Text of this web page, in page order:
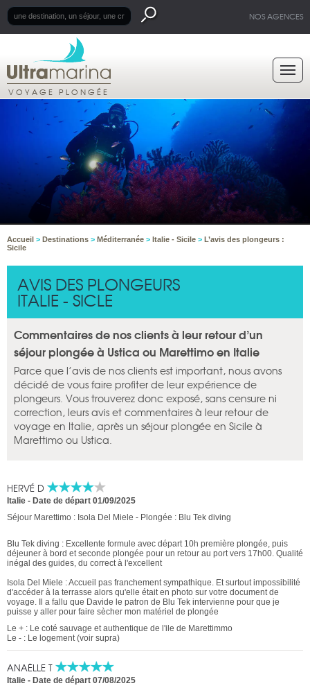
NOS AGENCES
VOYAGE PLONGÉE
Accueil > Destinations > Méditerranée > Italie - Sicile > L’avis des plongeurs :
Sicile
AVIS DES PLONGEURS
ITALIE - SICLE
Commentaires de nos clients à leur retour d’un
séjour plongée à Ustica ou Marettimo en Italie
Parce que l’avis de nos clients est important, nous avons
décidé de vous faire profiter de leur expérience de
plongeurs. Vous trouverez donc exposé, sans censure ni
correction, leurs avis et commentaires à leur retour de
voyage en Italie, après un séjour plongée en Sicile à
Marettimo ou Ustica.
HERVÉ D
Italie - Date de départ 01/09/2025
Séjour Marettimo : Isola Del Miele - Plongée : Blu Tek diving
Blu Tek diving : Excellente formule avec départ 10h première plongée, puis
déjeuner à bord et seconde plongée pour un retour au port vers 17h00. Qualité
inégal des guides, du correct à l'excellent
Isola Del Miele : Accueil pas franchement sympathique. Et surtout impossibilité
d'accéder à la terrasse alors qu'elle était en photo sur votre document de
voyage. Il a fallu que Davide le patron de Blu Tek intervienne pour que je
puisse y aller pour faire sècher mon matériel de plongée
Le + : Le coté sauvage et authentique de l'ile de Marettimmo
Le - : Le logement (voir supra)
ANAËLLE T
Italie - Date de départ 07/08/2025